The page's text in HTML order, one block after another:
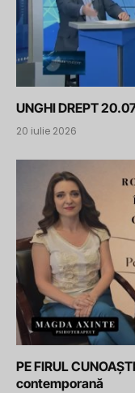
UNGHI DREPT
20 iulie 2026
PE FIRUL
contemporană